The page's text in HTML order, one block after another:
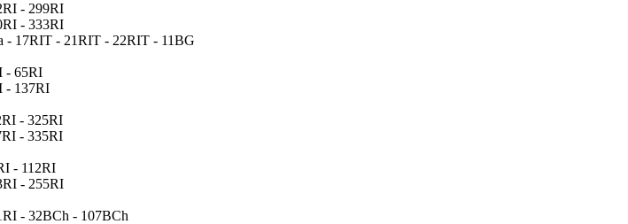
- 299RI
- 333RI
- 17RIT - 21RIT - 22RIT - 11BG
- 65RI
- 137RI
- 325RI
- 335RI
- 112RI
- 255RI
- 32BCh - 107BCh